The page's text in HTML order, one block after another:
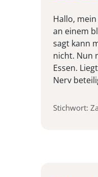
Hallo,
an einem
sagt kann
nicht. Nun
Essen.
Nerv
Stichwort: